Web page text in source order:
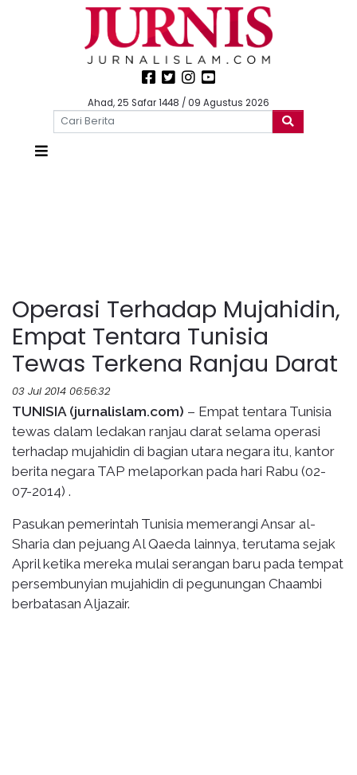
Ahad, 25 Safar 1448 / 09 Agustus 2026
Operasi Terhadap Mujahidin,
Empat Tentara Tunisia
Tewas Terkena Ranjau Darat
03 Jul 2014 06:56:32
TUNISIA (jurnalislam.com) – Empat tentara Tunisia
tewas dalam ledakan ranjau darat selama operasi
terhadap mujahidin di bagian utara negara itu, kantor
berita negara TAP melaporkan pada hari Rabu (02-
07-2014) .
Pasukan pemerintah Tunisia memerangi Ansar al-
Sharia dan pejuang Al Qaeda lainnya, terutama sejak
April ketika mereka mulai serangan baru pada tempat
persembunyian mujahidin di pegunungan Chaambi
berbatasan Aljazair.